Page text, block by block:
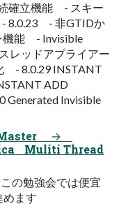
確立機能 - スキー
- 8.0.23 - 非GTIDか
機能 - Invisible
レッドアプライアー
- 8.0.29 INSTANT
ADD
Invisible
Master →
Muliti Thread
勉強会では便宜
めます